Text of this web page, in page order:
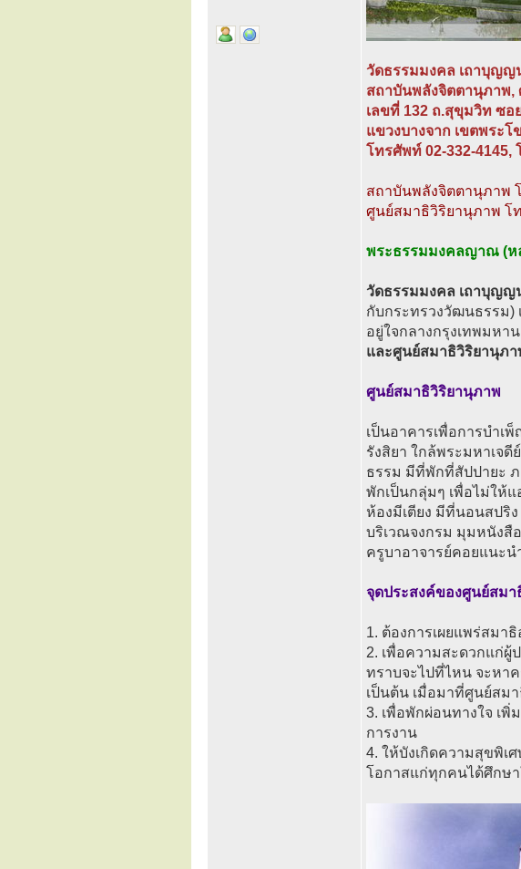
วัดธรรมมงคล เถาบุญญ
สถาบันพลังจิตตานุภาพ,
เลขที่ 132 ถ.สุขุมวิท ซ
แขวงบางจาก เขตพระ
โทรศัพท์ 02-332-4145,
สถาบันพลังจิตตานุภาพ โ
ศูนย์สมาธิวิริยานุภาพ โท
พระธรรมมงคลญาณ (ห
วัดธรรมมงคล เถาบุญญ
กับกระทรวงวัฒนธรรม)
อยู่ใจกลางกรุงเทพมหา
และศูนย์สมาธิวิริยานุภ
ศูนย์สมาธิวิริยานุภาพ
เป็นอาคารเพื่อการบำ
รังสิยา ใกล้พระมหาเจ
ธรรม มีที่พักที่สัปปายะ
พักเป็นกลุ่มๆ เพื่อไม่ให้
ห้องมีเตียง มีที่นอนสปริ
บริเวณจงกรม มุมหนังสื
ครูบาอาจารย์คอยแนะ
จุดประสงค์ของศูนย์สมา
1. ต้องการเผยแพร่สมา
2. เพื่อความสะดวกแก่ผู้
ทราบจะไปที่ไหน จะหา
เป็นต้น เมื่อมาที่ศูนย์สม
3. เพื่อพักผ่อนทางใจ เ
การงาน
4. ให้บังเกิดความสุขพิเ
โอกาสแก่ทุกคนได้ศึกษา